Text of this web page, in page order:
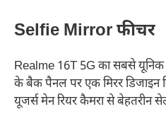
Selfie Mirror फीचर
Realme 16T 5G का सबसे
के बैक पैनल पर एक मिरर डिजाइन
यूजर्स मेन रियर कैमरा से बेहतरीन